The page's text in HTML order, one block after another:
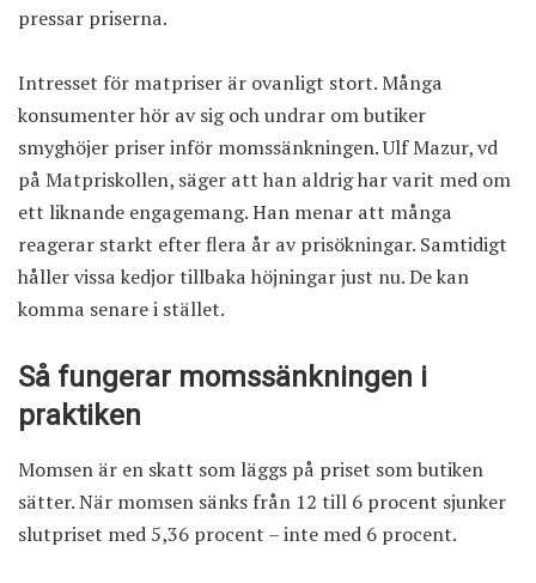
pressar priserna.
Intresset för matpriser är ovanligt stort. Många
konsumenter hör av sig och undrar om butiker
smyghöjer priser inför momssänkningen. Ulf Mazur, vd
på Matpriskollen, säger att han aldrig har varit med om
ett liknande engagemang. Han menar att många
reagerar starkt efter flera år av prisökningar. Samtidigt
håller vissa kedjor tillbaka höjningar just nu. De kan
komma senare i stället.
Så fungerar momssänkningen i
praktiken
Momsen är en skatt som läggs på priset som butiken
sätter. När momsen sänks från 12 till 6 procent sjunker
slutpriset med 5,36 procent – inte med 6 procent.